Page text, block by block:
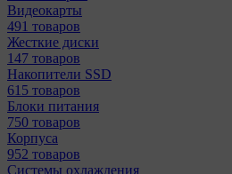
Видеокарты
491 товаров
Жесткие диски
147 товаров
Накопители SSD
615 товаров
Блоки питания
750 товаров
Корпуса
952 товаров
Системы охлаждения